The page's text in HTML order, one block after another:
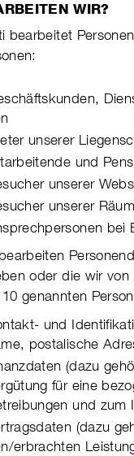
WIR?
bearbeitet
unserer
und
unserer
unserer
bei
oder die wir
genann­ten
und
posta­lische
(dazu
für eine
und zum
(dazu
erbrach­ten